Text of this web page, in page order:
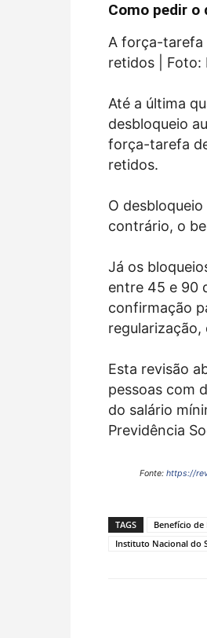
Como pedir o
A força-tarefa
retidos | Foto:
Até a última
desbloqueio
força-tarefa
retidos.
O
contrário, o
Já os
entre 45 e 90
confirmação
Esta revisão
pessoas com
do salário
Previdência
Fonte: https://
TAGS Benefício de
Instituto Nacional do